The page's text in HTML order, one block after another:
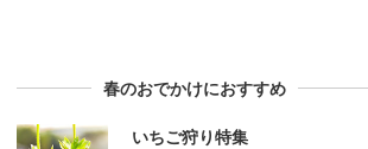
春のおでかけにおすすめ
いちご狩り特集